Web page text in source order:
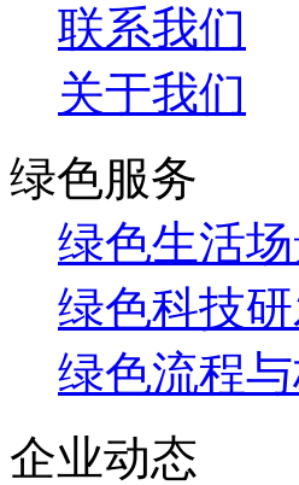
联系我们
关于我们
绿色服务
绿色生活
绿色科技
绿色流程
企业动态